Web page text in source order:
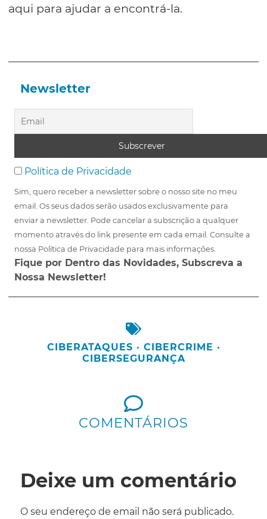
aqui para ajudar a encontrá-la.
Newsletter
Política de Privacidade
Sim, quero receber a newsletter sobre o nosso site no meu
email. Os seus dados serão usados exclusivamente para
enviar a newsletter. Pode cancelar a subscrição a qualquer
momento através do link presente em cada email. Consulte a
nossa Política de Privacidade para mais informações.
Fique por Dentro das Novidades, Subscreva a
Nossa Newsletter!
CIBERATAQUES · CIBERCRIME ·
CIBERSEGURANÇA
COMENTÁRIOS
Deixe um comentário
O seu endereço de email não será publicado.